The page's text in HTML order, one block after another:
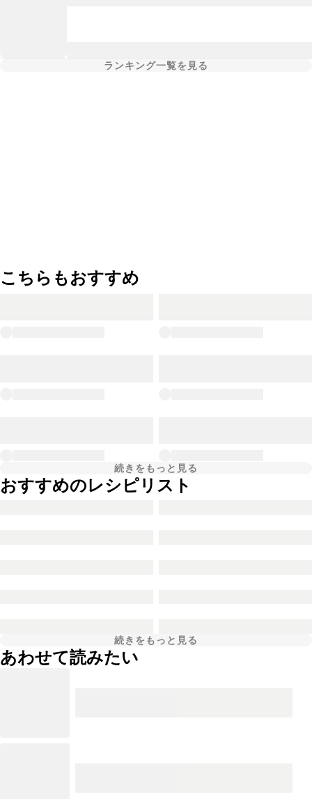
ランキング一覧を見る
こちらもおすすめ
続きをもっと見る
おすすめのレシピリスト
続きをもっと見る
あわせて読みたい